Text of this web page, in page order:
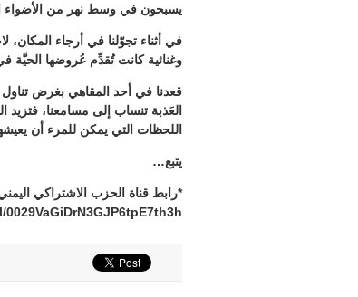
يسبحون في وسط نهر من الأضواء
في أثناء تجوّلنا في أرجاء
وغنائية كانت تُقدِّم عُروضها الحيَّة
قعدنا في أحد المقاهي بغرض تناول
العَذبة تنساب إلى مسامعنا،
اللحظات التي يمكن للمرء أن
يتبع…
*رابط قناة الحزب الاشتراكي